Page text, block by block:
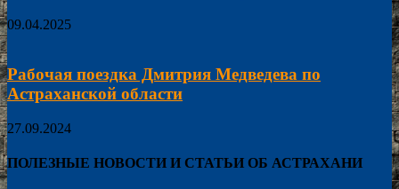
09.04.2025
Рабочая поездка Дмитрия Медведева по
Астраханской области
27.09.2024
ПОЛЕЗНЫЕ НОВОСТИ И СТАТЬИ ОБ АСТРАХАНИ